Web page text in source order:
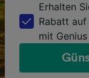
Erhalten
Rabatt
mit Genius